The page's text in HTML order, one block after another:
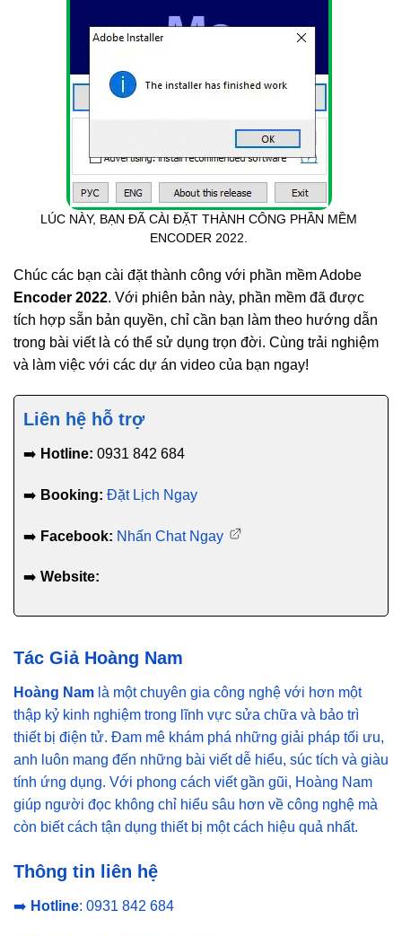
LÚC NÀY, BẠN ĐÃ CÀI ĐẶT THÀNH CÔNG PHẦN MỀM
ENCODER 2022.
Chúc các bạn cài đặt thành công với phần mềm Adobe
Encoder 2022. Với phiên bản này, phần mềm đã được
tích hợp sẵn bản quyền, chỉ cần bạn làm theo hướng dẫn
trong bài viết là có thể sử dụng trọn đời. Cùng trải nghiệm
và làm việc với các dự án video của bạn ngay!
Liên hệ hỗ trợ
➡️ Hotline: 0931 842 684
➡️ Booking: Đặt Lịch Ngay
➡️ Facebook: Nhấn Chat Ngay
➡️ Website:
Tác Giả Hoàng Nam
Hoàng Nam là một chuyên gia công nghệ với hơn một
thập kỷ kinh nghiệm trong lĩnh vực sửa chữa và bảo trì
thiết bị điện tử. Đam mê khám phá những giải pháp tối ưu,
anh luôn mang đến những bài viết dễ hiểu, súc tích và giàu
tính ứng dụng. Với phong cách viết gần gũi, Hoàng Nam
giúp người đọc không chỉ hiểu sâu hơn về công nghệ mà
còn biết cách tận dụng thiết bị một cách hiệu quả nhất.
Thông tin liên hệ
➡️ Hotline: 0931 842 684